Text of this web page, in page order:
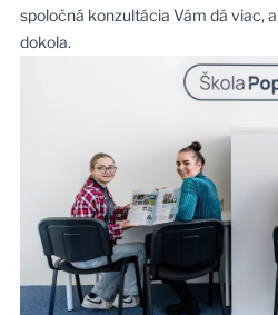
spoločná konzultácia Vám dá viac,
dokola.